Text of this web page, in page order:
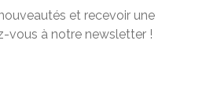
et recevoir une
vous à notre newsletter !